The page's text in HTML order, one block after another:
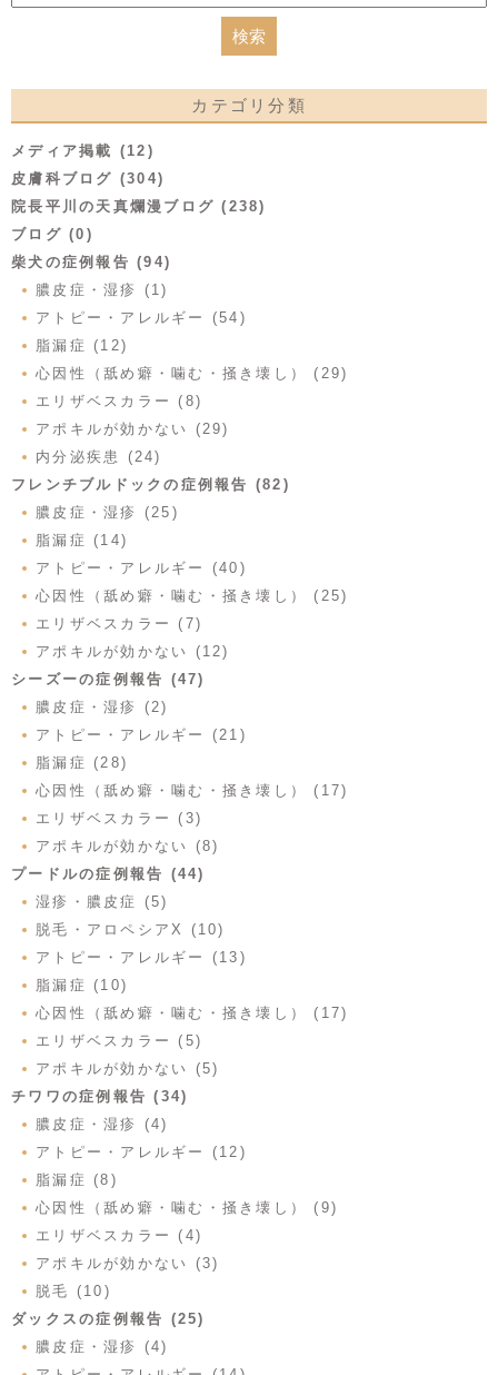
カテゴリ分類
メディア掲載 (12)
皮膚科ブログ (304)
院長平川の天真爛漫ブログ (238)
ブログ (0)
柴犬の症例報告 (94)
膿皮症・湿疹 (1)
アトピー・アレルギー (54)
脂漏症 (12)
心因性（舐め癖・噛む・掻き壊し） (29)
エリザベスカラー (8)
アポキルが効かない (29)
内分泌疾患 (24)
フレンチブルドックの症例報告 (82)
膿皮症・湿疹 (25)
脂漏症 (14)
アトピー・アレルギー (40)
心因性（舐め癖・噛む・掻き壊し） (25)
エリザベスカラー (7)
アポキルが効かない (12)
シーズーの症例報告 (47)
膿皮症・湿疹 (2)
アトピー・アレルギー (21)
脂漏症 (28)
心因性（舐め癖・噛む・掻き壊し） (17)
エリザベスカラー (3)
アポキルが効かない (8)
プードルの症例報告 (44)
湿疹・膿皮症 (5)
脱毛・アロペシアX (10)
アトピー・アレルギー (13)
脂漏症 (10)
心因性（舐め癖・噛む・掻き壊し） (17)
エリザベスカラー (5)
アポキルが効かない (5)
チワワの症例報告 (34)
膿皮症・湿疹 (4)
アトピー・アレルギー (12)
脂漏症 (8)
心因性（舐め癖・噛む・掻き壊し） (9)
エリザベスカラー (4)
アポキルが効かない (3)
脱毛 (10)
ダックスの症例報告 (25)
膿皮症・湿疹 (4)